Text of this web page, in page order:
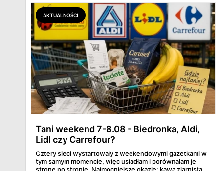
AKTUALNOŚCI
Tani weekend 7-8.08 - Biedronka, Aldi,
Lidl czy Carrefour?
Cztery sieci wystartowały z weekendowymi gazetkami w
tym samym momencie, więc usiadłam i porównałam je
stronę po stronie. Najmocniejsze okazje: kawa ziarnista